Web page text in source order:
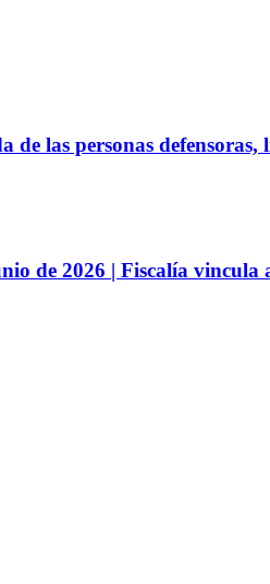
de las personas defensoras,
de 2026 | Fiscalía